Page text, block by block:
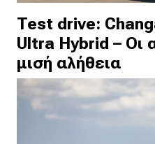
Test drive:
Ultra Hybrid – Οι
μισή αλήθεια